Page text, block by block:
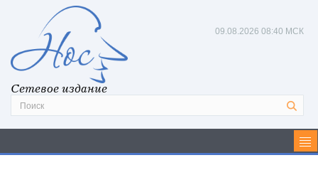
Сетевое издание
09.08.2026 08:40 МСК